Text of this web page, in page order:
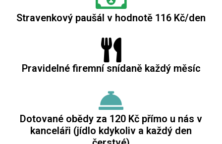
Stravenkový paušál v hodnotě 116 Kč/den
Pravidelné firemní snídaně každý měsíc
Dotované obědy za 120 Kč přímo u nás v
kanceláři (jídlo kdykoliv a každý den